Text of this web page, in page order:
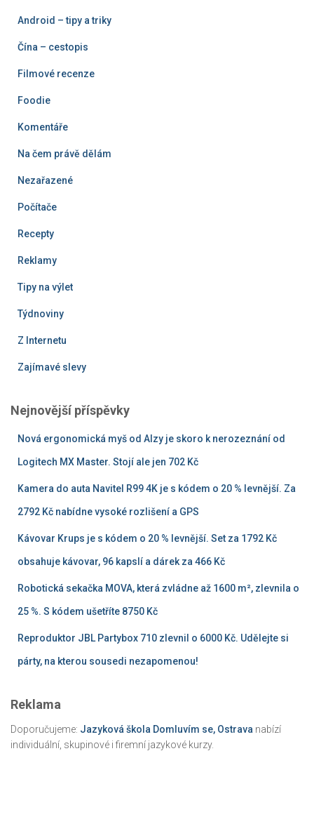
Android – tipy a triky
Čína – cestopis
Filmové recenze
Foodie
Komentáře
Na čem právě dělám
Nezařazené
Počítače
Recepty
Reklamy
Tipy na výlet
Týdnoviny
Z Internetu
Zajímavé slevy
Nejnovější příspěvky
Nová ergonomická myš od Alzy je skoro k nerozeznání od
Logitech MX Master. Stojí ale jen 702 Kč
Kamera do auta Navitel R99 4K je s kódem o 20 % levnější. Za
2792 Kč nabídne vysoké rozlišení a GPS
Kávovar Krups je s kódem o 20 % levnější. Set za 1792 Kč
obsahuje kávovar, 96 kapslí a dárek za 466 Kč
Robotická sekačka MOVA, která zvládne až 1600 m², zlevnila o
25 %. S kódem ušetříte 8750 Kč
Reproduktor JBL Partybox 710 zlevnil o 6000 Kč. Udělejte si
párty, na kterou sousedi nezapomenou!
Reklama
Doporučujeme: Jazyková škola Domluvím se, Ostrava nabízí
individuální, skupinové i firemní jazykové kurzy.